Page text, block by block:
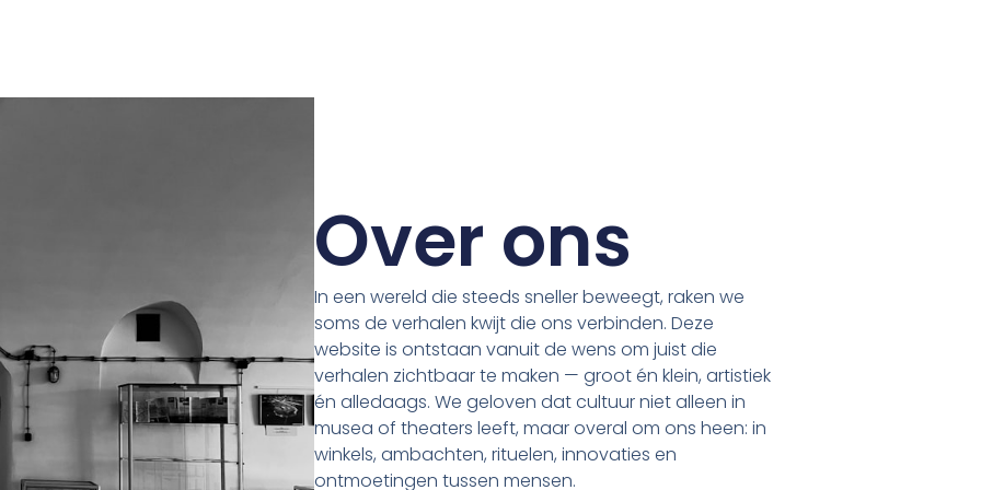
Over ons
In een wereld die steeds sneller beweegt, raken we
soms de verhalen kwijt die ons verbinden. Deze
website is ontstaan vanuit de wens om juist die
verhalen zichtbaar te maken — groot én klein, artistiek
én alledaags. We geloven dat cultuur niet alleen in
musea of theaters leeft, maar overal om ons heen: in
winkels, ambachten, rituelen, innovaties en
ontmoetingen tussen mensen.